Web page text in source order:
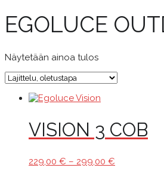
EGOLUCE
Näytetään ainoa tulos
VISION 3 COB
229,00 € – 299,00 €